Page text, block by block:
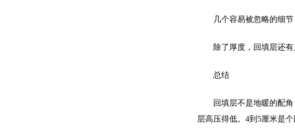
几个容易被忽略的细节
除了厚度，回填层还有
总结
回填层不是地暖的配
层高压得低。4到5厘米是个